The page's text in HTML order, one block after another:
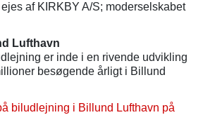
af KIRKBY A/S; moderselskabet
Lufthavn
er inde i en rivende udvikling
besøgende årligt i Billund
biludlejning i Billund Lufthavn på